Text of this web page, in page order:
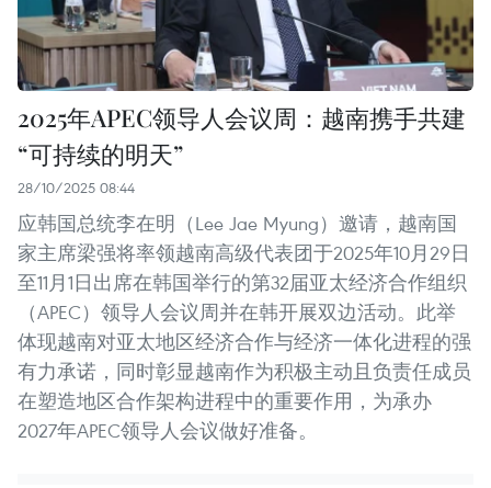
2025年APEC领导人会议周：越南携手共建
“可持续的明天”
28/10/2025 08:44
应韩国总统李在明（Lee Jae Myung）邀请，越南国
家主席梁强将率领越南高级代表团于2025年10月29日
至11月1日出席在韩国举行的第32届亚太经济合作组织
（APEC）领导人会议周并在韩开展双边活动。此举
体现越南对亚太地区经济合作与经济一体化进程的强
有力承诺，同时彰显越南作为积极主动且负责任成员
在塑造地区合作架构进程中的重要作用，为承办
2027年APEC领导人会议做好准备。